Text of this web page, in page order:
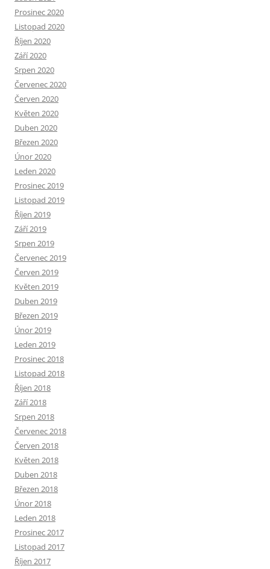
Prosinec 2020
Listopad 2020
Říjen 2020
Září 2020
Srpen 2020
Červenec 2020
Červen 2020
Květen 2020
Duben 2020
Březen 2020
Únor 2020
Leden 2020
Prosinec 2019
Listopad 2019
Říjen 2019
Září 2019
Srpen 2019
Červenec 2019
Červen 2019
Květen 2019
Duben 2019
Březen 2019
Únor 2019
Leden 2019
Prosinec 2018
Listopad 2018
Říjen 2018
Září 2018
Srpen 2018
Červenec 2018
Červen 2018
Květen 2018
Duben 2018
Březen 2018
Únor 2018
Leden 2018
Prosinec 2017
Listopad 2017
Říjen 2017